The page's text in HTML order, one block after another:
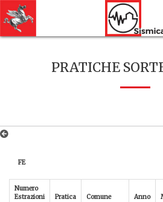
PRATICHE
FE
Numero
Estrazioni
Pratica Comune Anno